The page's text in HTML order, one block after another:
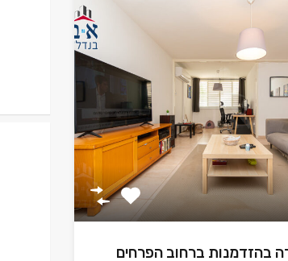
בהזדמנות ברחוב הפרחים